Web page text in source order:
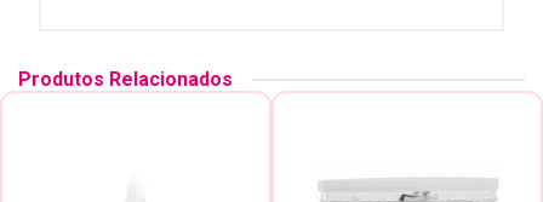
Produtos Relacionados